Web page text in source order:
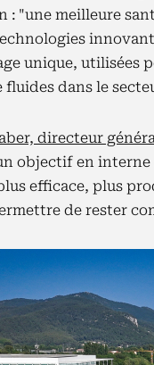
: "une meilleure
unique, utilisées
dans le
directeur
objectif en interne
efficace, plus
de rester